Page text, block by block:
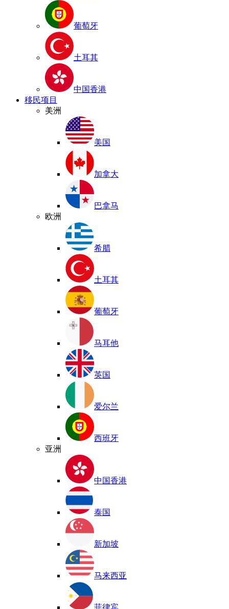
葡萄牙
土耳其
中国香港
移民项目
美洲
美国
加拿大
巴拿马
欧洲
希腊
土耳其
葡萄牙
马耳他
英国
爱尔兰
西班牙
亚洲
中国香港
泰国
新加坡
马来西亚